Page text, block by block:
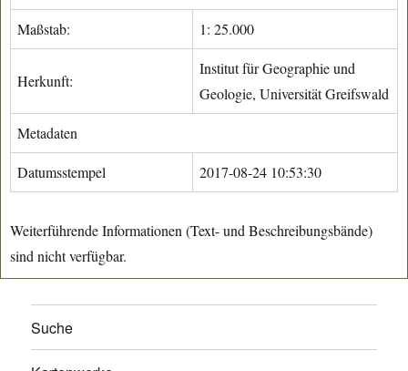
Maßstab: 1: 25.000
Herkunft:
Institut für Geographie und
Geologie, Universität Greifswald
Metadaten
Datumsstempel 2017-08-24 10:53:30
Weiterführende Informationen (Text- und Beschreibungsbände)
sind nicht verfügbar.
Suche